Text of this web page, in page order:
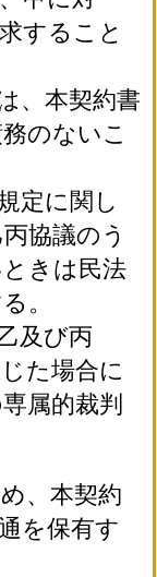
すること
、本契約書
のないこ
定に関し
協議のう
きは民法
。
及び丙
た場合に
属的裁判
、本契約
を保有す